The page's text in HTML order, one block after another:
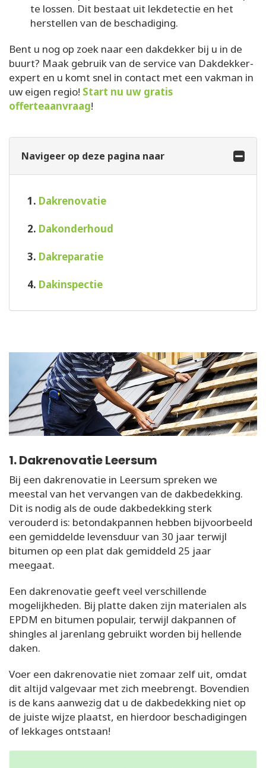
te lossen. Dit bestaat uit lekdetectie en het
herstellen van de beschadiging.
Bent u nog op zoek naar een dakdekker bij u in de
buurt? Maak gebruik van de service van Dakdekker-
expert en u komt snel in contact met een vakman in
uw eigen regio! Start nu uw gratis
offerteaanvraag!
Navigeer op deze pagina naar
1. Dakrenovatie
2. Dakonderhoud
3. Dakreparatie
4. Dakinspectie
1. Dakrenovatie Leersum
Bij een dakrenovatie in Leersum spreken we
meestal van het vervangen van de dakbedekking.
Dit is nodig als de oude dakbedekking sterk
verouderd is: betondakpannen hebben bijvoorbeeld
een gemiddelde levensduur van 30 jaar terwijl
bitumen op een plat dak gemiddeld 25 jaar
meegaat.
Een dakrenovatie geeft veel verschillende
mogelijkheden. Bij platte daken zijn materialen als
EPDM en bitumen populair, terwijl dakpannen of
shingles al jarenlang gebruikt worden bij hellende
daken.
Voer een dakrenovatie niet zomaar zelf uit, omdat
dit altijd valgevaar met zich meebrengt. Bovendien
is de kans aanwezig dat u de dakbedekking niet op
de juiste wijze plaatst, en hierdoor beschadigingen
of lekkages ontstaan!